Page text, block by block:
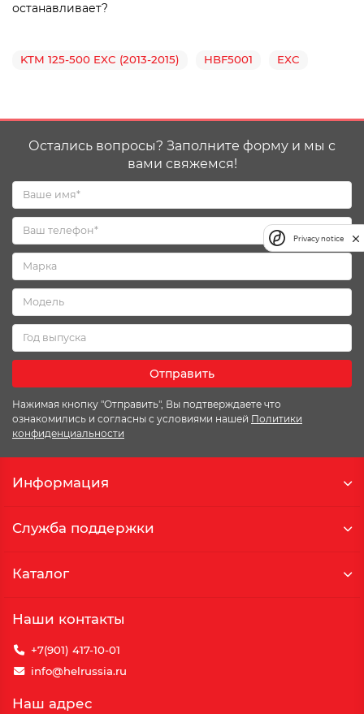
останавливает?
KTM 125-500 EXC (2013-2015) HBF5001 EXC
Остались вопросы? Заполните форму и мы с
вами свяжемся!
Отправить
Нажимая кнопку "Отправить", Вы подтверждаете что
ознакомились и согласны с условиями нашей Политики
конфиденциальности
Информация
Служба поддержки
Каталог
Наши контакты
+7(901) 417-10-01
info@helrussia.ru
Наш адрес
Privacy notice